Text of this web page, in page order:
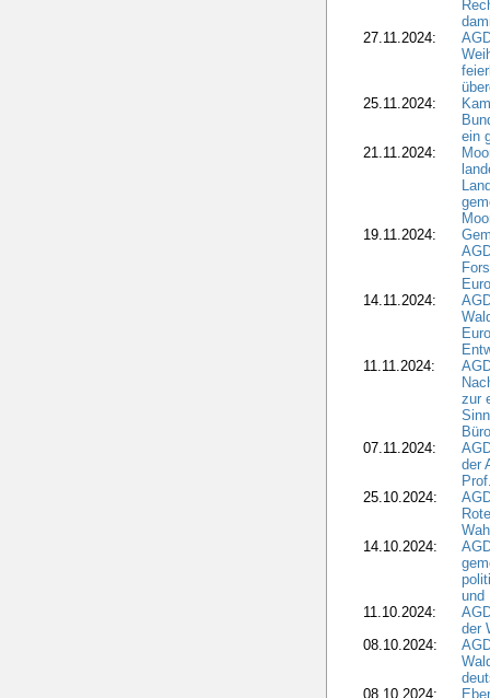
27.11.2024:
25.11.2024:
ein
21.11.2024:
19.11.2024:
14.11.2024:
11.11.2024:
zur
07.11.2024:
der
25.10.2024:
14.10.2024:
und
11.10.2024:
der
08.10.2024:
08.10.2024: